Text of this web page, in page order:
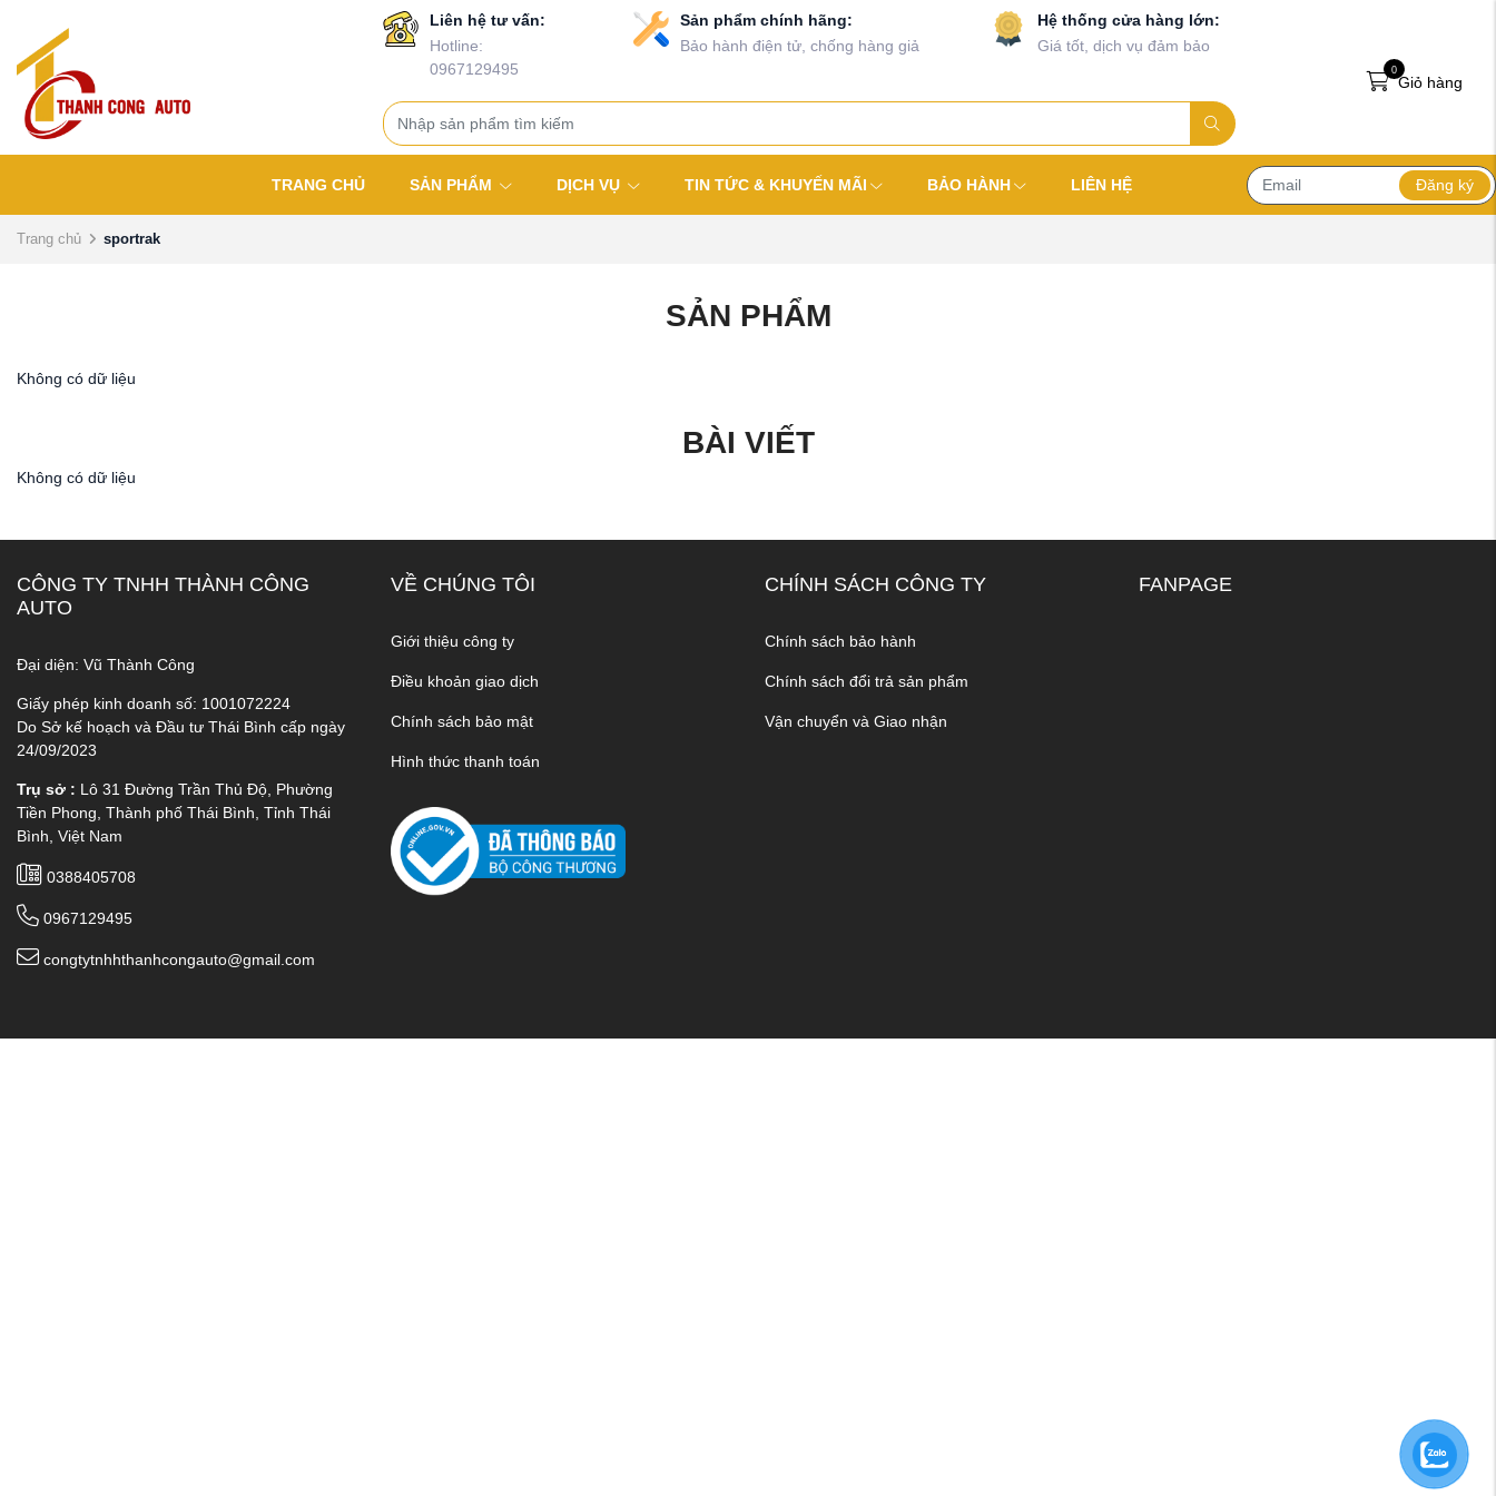
Liên hệ tư vấn:
Hotline:
0967129495
Sản phẩm chính hãng:
Bảo hành điện tử, chống hàng giả
Hệ thống cửa hàng lớn:
Giá tốt, dịch vụ đảm bảo
Giỏ hàng
0
TRANG CHỦ SẢN PHẨM DỊCH VỤ TIN TỨC & KHUYẾN MÃI BẢO HÀNH LIÊN HỆ Đăng ký
Trang chủ sportrak
SẢN PHẨM
Không có dữ liệu
BÀI VIẾT
Không có dữ liệu
CÔNG TY TNHH THÀNH CÔNG
AUTO
Đại diện: Vũ Thành Công
Giấy phép kinh doanh số: 1001072224
Do Sở kế hoạch và Đầu tư Thái Bình cấp ngày
24/09/2023
Trụ sở : Lô 31 Đường Trần Thủ Độ, Phường
Tiền Phong, Thành phố Thái Bình, Tỉnh Thái
Bình, Việt Nam
0388405708
0967129495
congtytnhhthanhcongauto@gmail.com
VỀ CHÚNG TÔI
Giới thiệu công ty
Điều khoản giao dịch
Chính sách bảo mật
Hình thức thanh toán
CHÍNH SÁCH CÔNG TY
Chính sách bảo hành
Chính sách đổi trả sản phẩm
Vận chuyển và Giao nhận
FANPAGE